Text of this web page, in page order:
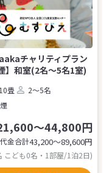
チャリティプラン
和室(2名～5名1室)
畳
2～5名
～44,800円
金合計43,200〜89,600円
こども0名・1部屋/1泊2日)